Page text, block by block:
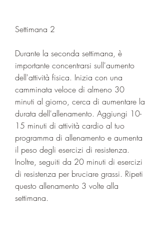
Settimana 2
Durante la seconda settimana, è
importante concentrarsi sull'aumento
dell'attività fisica. Inizia con una
camminata veloce di almeno 30
minuti al giorno, cerca di aumentare la
durata dell'allenamento. Aggiungi 10-
15 minuti di attività cardio al tuo
programma di allenamento e aumenta
il peso degli esercizi di resistenza.
Inoltre, seguiti da 20 minuti di esercizi
di resistenza per bruciare grassi. Ripeti
questo allenamento 3 volte alla
settimana.